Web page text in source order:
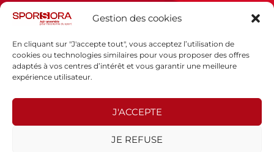
Gestion des cookies
En cliquant sur "J'accepte tout", vous acceptez l’utilisation de
cookies ou technologies similaires pour vous proposer des offres
adaptés à vos centres d’intérêt et vous garantir une meilleure
expérience utilisateur.
J'ACCEPTE
JE REFUSE
Espace presse
Politique de confidentialité
SPORSORA